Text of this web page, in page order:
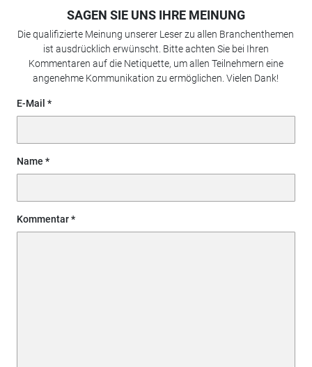
SAGEN SIE UNS IHRE MEINUNG
Die qualifizierte Meinung unserer Leser zu allen Branchenthemen
ist ausdrücklich erwünscht. Bitte achten Sie bei Ihren
Kommentaren auf die Netiquette, um allen Teilnehmern eine
angenehme Kommunikation zu ermöglichen. Vielen Dank!
E-Mail
Name
Kommentar